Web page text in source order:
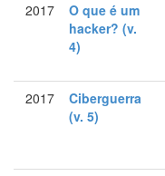
2017
O que é um
hacker? (v.
4)
2017
Ciberguerra
(v. 5)